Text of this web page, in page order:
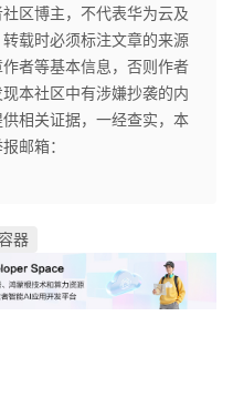
区博主，不代表华为云及
载时必须标注文章的来源
作者等基本信息，否则作者
本社区中有涉嫌抄袭的内
相关证据，一经查实，本
邮箱：
容器